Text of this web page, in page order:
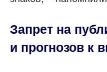
Запрет на
и прогнозов к